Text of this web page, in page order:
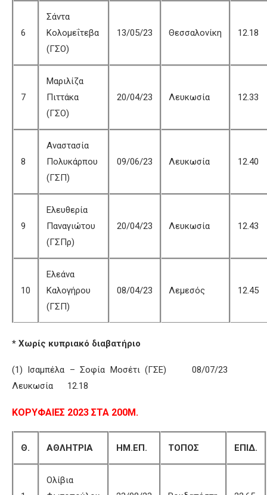
6
Σάντα
Κολομεΐτεβα
(ΓΣΟ)
13/05/23 Θεσσαλονίκη 12.18
7
Μαριλίζα
Πιττάκα
(ΓΣΟ)
20/04/23 Λευκωσία 12.33
8
Αναστασία
Πολυκάρπου
(ΓΣΠ)
09/06/23 Λευκωσία 12.40
9
Ελευθερία
Παναγιώτου
(ΓΣΠρ)
20/04/23 Λευκωσία 12.43
10
Ελεάνα
Καλογήρου
(ΓΣΠ)
08/04/23 Λεμεσός 12.45
* Χωρίς κυπριακό διαβατήριο
(1) Ισαμπέλα – Σοφία Μοσέτι (ΓΣΕ) 08/07/23
Λευκωσία 12.18
ΚΟΡΥΦΑΙΕΣ 2023 ΣΤΑ 200Μ.
Θ. ΑΘΛΗΤΡΙΑ ΗΜ.ΕΠ. ΤΟΠΟΣ ΕΠΙΔ.
Ολίβια